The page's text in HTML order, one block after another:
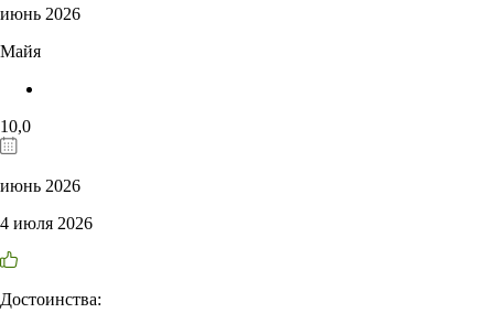
июнь 2026
Майя
10,0
июнь 2026
4 июля 2026
Достоинства: